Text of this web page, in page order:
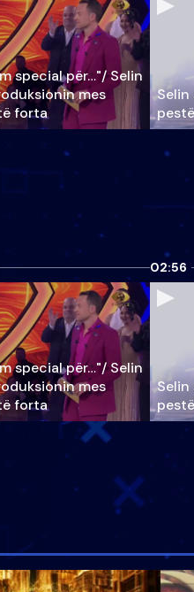
special për…"/ Selin
mes
forta
special për…"/ Selin
mes
forta
02:56